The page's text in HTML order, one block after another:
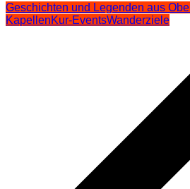
Geschichten und Legenden aus
KapellenKur-EventsWanderziele